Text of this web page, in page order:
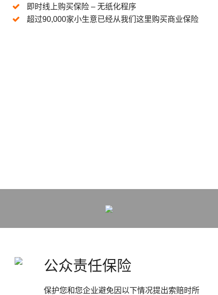
即时线上购买保险 – 无纸化程序
超过90,000家小生意已经从我们这里购买商业保险
公众责任保险
保护您和您企业避免因以下情况提出索赔时所